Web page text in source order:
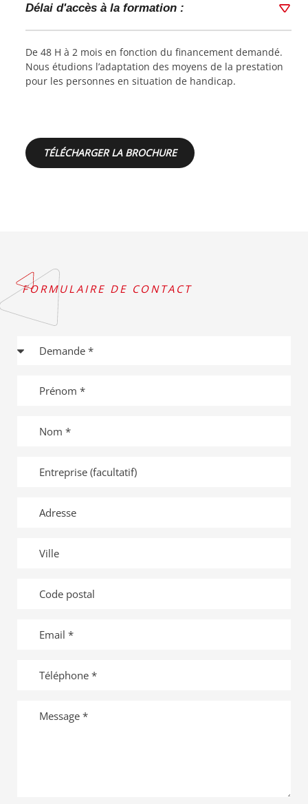
Délai d'accès à la formation :
De 48 H à 2 mois en fonction du financement demandé.
Nous étudions l’adaptation des moyens de la prestation
pour les personnes en situation de handicap.
TÉLÉCHARGER LA BROCHURE
FORMULAIRE DE CONTACT
postal